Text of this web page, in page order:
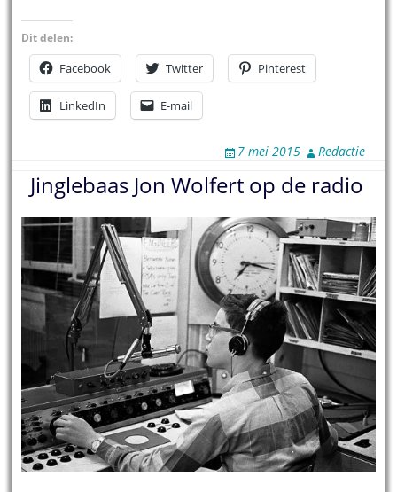
Dit delen:
Facebook Twitter Pinterest
LinkedIn E-mail
7 mei 2015 Redactie
Jinglebaas Jon Wolfert op de radio